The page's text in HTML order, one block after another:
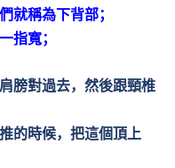
就稱為下背部；
指寬；
膀對過去，然後跟頸椎
的時候，把這個頂上